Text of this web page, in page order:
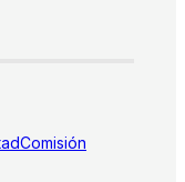
Comisión